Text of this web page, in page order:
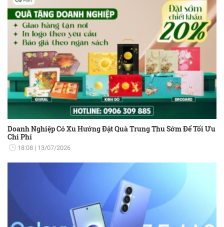
Doanh Nghiệp Có Xu Hướng Đặt Quà Trung Thu Sớm Để Tối Ưu
Chi Phí
18:08 13/07/2026